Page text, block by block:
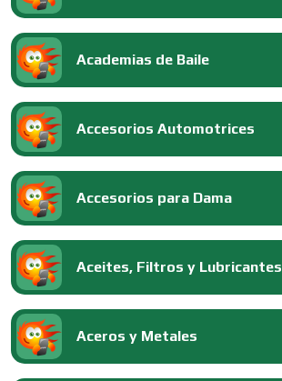
Academias de Baile
Accesorios Automotrices
Accesorios para Dama
Aceites, Filtros y Lubricantes
Aceros y Metales